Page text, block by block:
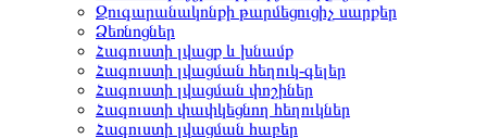
Զուգարանակոնքի թարմեցուցիչ սարքեր
Ձեռնոցներ
Հագուստի լվացք և խնամք
Հագուստի լվացման հեղուկ-գելեր
Հագուստի լվացման փոշիներ
Հագուստի փափկեցնող հեղուկներ
Հագուստի լվացման հաբեր